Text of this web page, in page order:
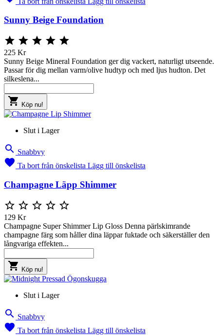
Sunny Beige Foundation
    
225 Kr
Sunny Beige Mineral Foundation ger dig vackert, naturligt utseende.
Passar för dig mellan varm/olive hudtyp och med ljus hudton. Det
silkeslena...
 Köp nu!
Slut i Lager
 Snabbvy
 Ta bort från önskelista Lägg till önskelista
Champagne Läpp Shimmer
    
129 Kr
Champagne Super Shimmer Lip Gloss Denna pärlskimrande
champagne färg som håller dina läppar fuktade och säkerställer den
långvariga effekten...
 Köp nu!
Slut i Lager
 Snabbvy
 Ta bort från önskelista Lägg till önskelista